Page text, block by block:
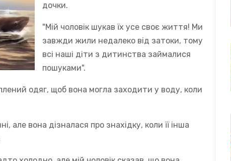
дочки.
"Мій чоловік шукав їх усе своє життя! Ми
завжди жили недалеко від затоки, тому
всі наші діти з дитинства займалися
пошуками".
одяг, щоб вона могла заходити у воду, коли
але вона дізналася про знахідку, коли її інша